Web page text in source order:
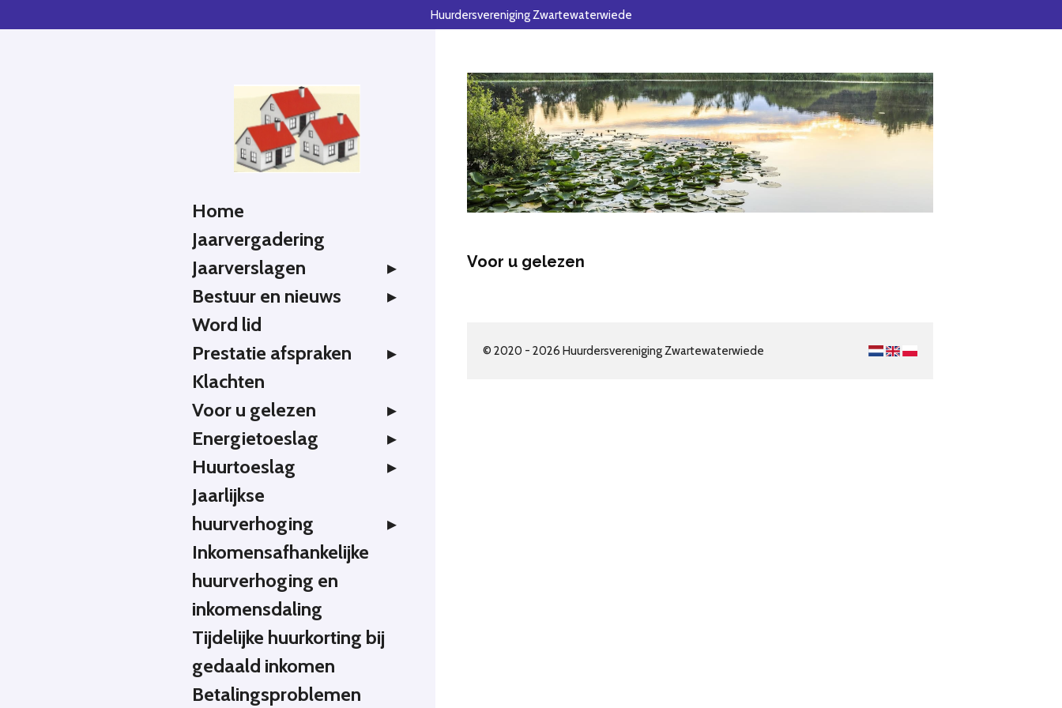
direct
Huurdersvereniging Zwartewaterwiede
Voor u gelezen
© 2020 - 2026 Huurdersvereniging Zwartewaterwiede
Home
Jaarvergadering
Jaarverslagen
Bestuur en nieuws
Word lid
Prestatie afspraken
Klachten
Voor u gelezen
Energietoeslag
Huurtoeslag
Jaarlijkse
huurverhoging
Inkomensafhankelijke
huurverhoging en
inkomensdaling
Tijdelijke huurkorting bij
gedaald inkomen
Betalingsproblemen